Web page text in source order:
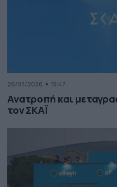
26/07/2026 19:47
Ανατροπή και
τον ΣΚΑΪ